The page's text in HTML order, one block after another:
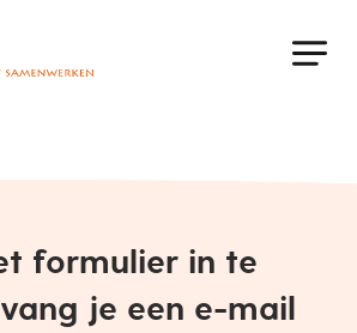
formulier in te
je een e-mail